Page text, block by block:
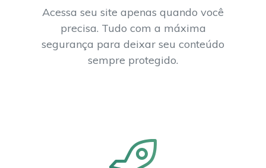
Acessa seu site apenas quando você
precisa. Tudo com a máxima
segurança para deixar seu conteúdo
sempre protegido.